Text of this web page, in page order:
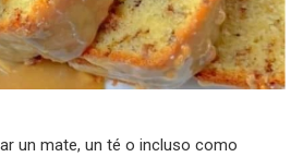
un mate, un té o incluso como